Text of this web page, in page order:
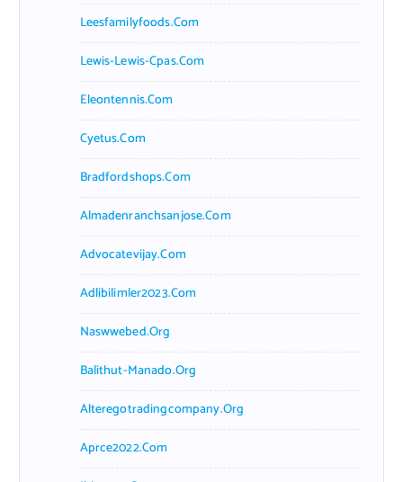
Leesfamilyfoods.com
Lewis-Lewis-Cpas.com
Eleontennis.com
Cyetus.com
Bradfordshops.com
Almadenranchsanjose.com
Advocatevijay.com
Adlibilimler2023.com
Naswwebed.org
Balithut-Manado.org
Alteregotradingcompany.org
Aprce2022.com